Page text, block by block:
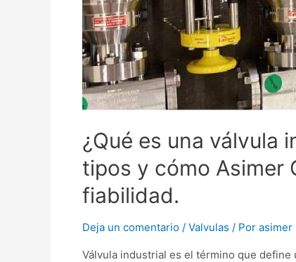
¿Qué es una válvula
tipos y cómo Asimer
fiabilidad.
Deja un comentario / Valvulas / Por asimer
Válvula industrial es el término que